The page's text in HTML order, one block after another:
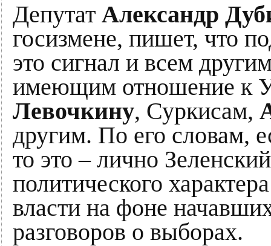
Депутат Александр
госизмене, пишет, что
это сигнал и всем
имеющим отношение к
Левочкину, Суркисам,
другим. По его словам,
то это – лично
политического
власти на фоне
разговоров о выборах.